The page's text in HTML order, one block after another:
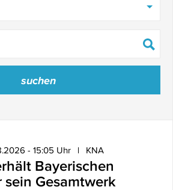
- 15:05 Uhr KNA
Bayerischen
Gesamtwerk